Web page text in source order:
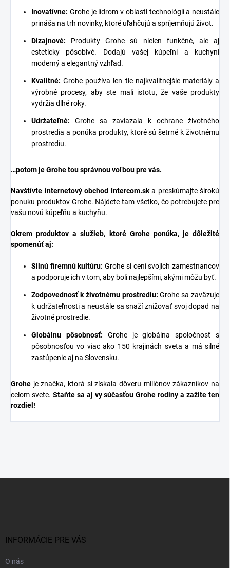
Inovatívne: Grohe je lídrom v oblasti technológií a neustále
prináša na trh novinky, ktoré uľahčujú a spríjemňujú život.
Dizajnové: Produkty Grohe sú nielen funkčné, ale aj
esteticky pôsobivé. Dodajú vašej kúpeľni a kuchyni
moderný a elegantný vzhľad.
Kvalitné: Grohe používa len tie najkvalitnejšie materiály a
výrobné procesy, aby ste mali istotu, že vaše produkty
vydržia dlhé roky.
Udržateľné: Grohe sa zaviazala k ochrane životného
prostredia a ponúka produkty, ktoré sú šetrné k životnému
prostrediu.
…potom je Grohe tou správnou voľbou pre vás.
Navštívte internetový obchod Intercom.ska preskúmajte širokú
ponuku produktov Grohe. Nájdete tam všetko, čo potrebujete pre
vašu novú kúpeľňu a kuchyňu.
Okrem produktov a služieb, ktoré Grohe ponúka, je dôležité
spomenúť aj:
Silnú firemnú kultúru: Grohe si cení svojich zamestnancov
a podporuje ich v tom, aby boli najlepšími, akými môžu byť.
Zodpovednosť k životnému prostrediu: Grohe sa zaväzuje
k udržateľnosti a neustále sa snaží znižovať svoj dopad na
životné prostredie.
Globálnu pôsobnosť: Grohe je globálna spoločnosť s
pôsobnosťou vo viac ako 150 krajinách sveta a má silné
zastúpenie aj na Slovensku.
Grohe je značka, ktorá si získala dôveru miliónov zákazníkov na
celom svete. Staňte sa aj vy súčasťou Grohe rodiny a zažite ten
rozdiel!
INFORMÁCIE PRE VÁS
O nás